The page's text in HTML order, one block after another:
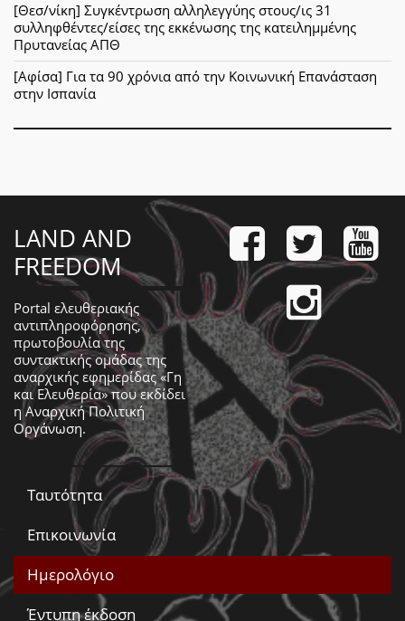
[Θεσ/νίκη] Συγκέντρωση αλληλεγγύης στους/ις 31
συλληφθέντες/είσες της εκκένωσης της κατειλημμένης
Πρυτανείας ΑΠΘ
[Αφίσα] Για τα 90 χρόνια από την Κοινωνική Επανάσταση
στην Ισπανία
LAND AND
FREEDOM
Portal ελευθεριακής
αντιπληροφόρησης,
πρωτοβουλία της
συντακτικής ομάδας της
αναρχικής εφημερίδας «Γη
και Ελευθερία» που εκδίδει
ηΑναρχική Πολιτική
Οργάνωση.
Ταυτότητα
Επικοινωνία
Ημερολόγιο
Έντυπη έκδοση